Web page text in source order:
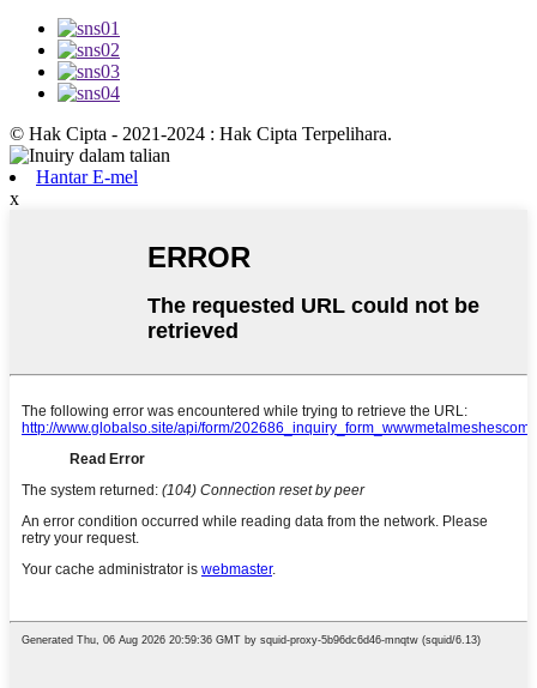
© Hak Cipta - 2021-2024 : Hak Cipta Terpelihara.
Hantar E-mel
x